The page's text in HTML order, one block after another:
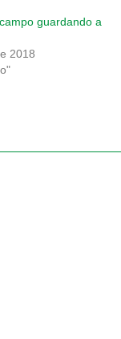
guardando a
2018